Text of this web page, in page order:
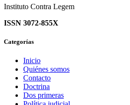
Instituto Contra Legem
ISSN 3072-855X
Categorías
Inicio
Quiénes somos
Contacto
Doctrina
Dos primeras